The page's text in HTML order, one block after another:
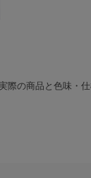
の商品と色味・仕